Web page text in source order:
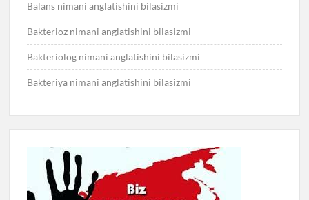
Balans nimani anglatishini bilasizmi
Bakterioz nimani anglatishini bilasizmi
Bakteriolog nimani anglatishini bilasizmi
Bakteriya nimani anglatishini bilasizmi